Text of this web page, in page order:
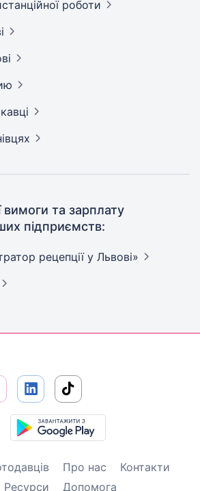
роботи
вимоги та зарплату
підприємств:
рецепції у Львові»
Про нас
Контакти
Ресурси Допомога